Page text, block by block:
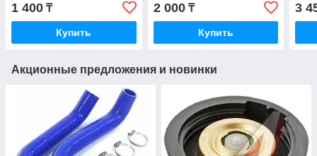
1 400 ₸
Купить
2 000₸
Купить
3
Акционные предложения и новинки